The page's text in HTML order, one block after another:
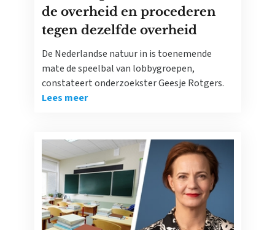
de overheid en procederen
tegen dezelfde overheid
De Nederlandse natuur in is toenemende
mate de speelbal van lobbygroepen,
constateert onderzoekster Geesje Rotgers.
Lees meer